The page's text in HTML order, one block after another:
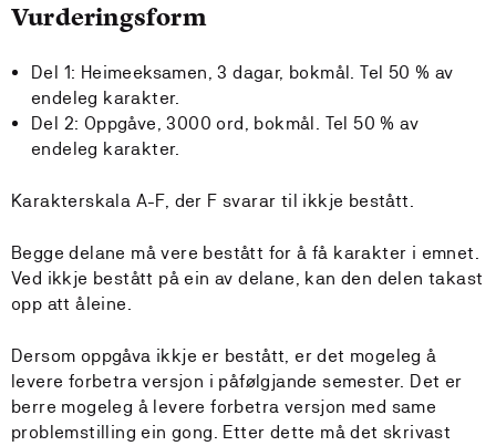
Vurderingsform
Del 1: Heimeeksamen, 3 dagar, bokmål. Tel 50 % av
endeleg karakter.
Del 2: Oppgåve, 3000 ord, bokmål. Tel 50 % av
endeleg karakter.
Karakterskala A-F, der F svarar til ikkje bestått.
Begge delane må vere bestått for å få karakter i emnet.
Ved ikkje bestått på ein av delane, kan den delen takast
opp att åleine.
Dersom oppgåva ikkje er bestått, er det mogeleg å
levere forbetra versjon i påfølgjande semester. Det er
berre mogeleg å levere forbetra versjon med same
problemstilling ein gong. Etter dette må det skrivast